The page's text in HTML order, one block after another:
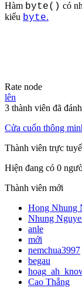
Hàm byte() có
kiểu byte.
Rate node
lên
3 thành viên đã
Cửa cuốn thông
Thành viên trực
Hiện đang có 0
Thành viên mới
Hong Nhung
Nhung
anle
mới
nemchua3997
begau
Cao Thắng